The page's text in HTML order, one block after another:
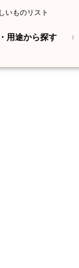
いものリスト
用途から探す